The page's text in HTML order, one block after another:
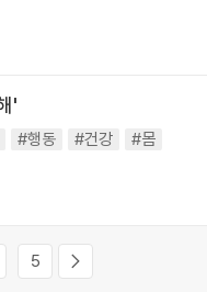
'
#행동 #건강
#몸
5